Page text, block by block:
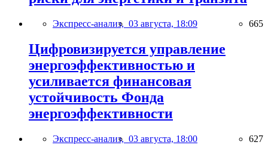
Экспресс-анализ, 03 августа, 18:09 665
Цифровизируется управление
энергоэффективностью и
усиливается финансовая
устойчивость Фонда
энергоэффективности
Экспресс-анализ, 03 августа, 18:00 627